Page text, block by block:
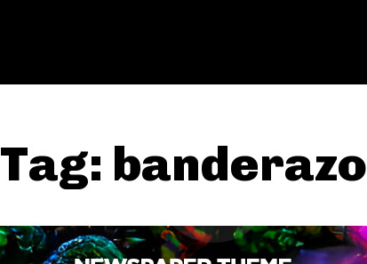
Tag: banderazo